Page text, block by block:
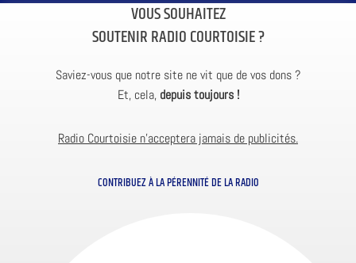
VOUS SOUHAITEZ
SOUTENIR RADIO COURTOISIE ?
Saviez-vous que notre site ne vit que de vos dons ?
Et, cela, depuis toujours !
Radio Courtoisie n’acceptera jamais de publicités.
CONTRIBUEZ À LA PÉRENNITÉ DE LA RADIO